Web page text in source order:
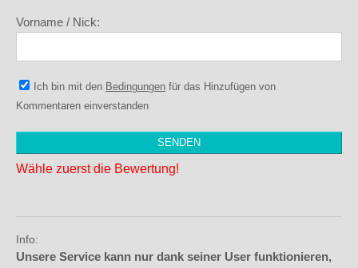
Vorname / Nick:
Ich bin mit den Bedingungen für das Hinzufügen von
Kommentaren einverstanden
Wähle zuerst die Bewertung!
Info:
Unsere Service kann nur dank seiner User funktionieren,